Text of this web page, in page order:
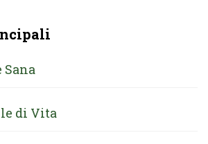
di Vita